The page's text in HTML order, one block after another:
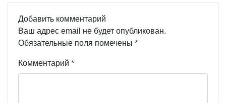
Добавить комментарий
Ваш адрес email не будет опубликован.
Обязательные поля помечены *
Комментарий *